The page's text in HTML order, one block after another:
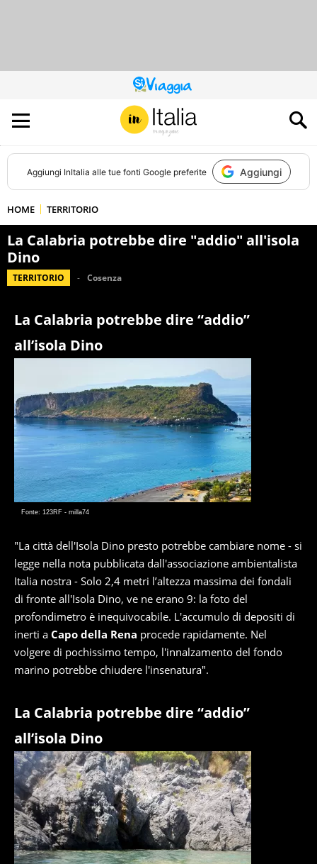
QUESTO
SITO
CONTRIBUISCE
ALL’AUDIENCE
DI
Aggiungi InItalia alle tue fonti Google preferite Aggiungi
HOME TERRITORIO
La Calabria potrebbe dire "addio" all'isola
Dino
TERRITORIO Cosenza
La Calabria potrebbe dire “addio”
all’isola Dino
Fonte: 123RF - milla74
"La città dell'Isola Dino presto potrebbe cambiare nome - si
legge nella nota pubblicata dall'associazione ambientalista
Italia nostra - Solo 2,4 metri l’altezza massima dei fondali
di fronte all'Isola Dino, ve ne erano 9: la foto del
profondimetro è inequivocabile. L'accumulo di depositi di
inerti a Capo della Rena procede rapidamente. Nel
volgere di pochissimo tempo, l'innalzamento del fondo
marino potrebbe chiudere l'insenatura".
La Calabria potrebbe dire “addio”
all’isola Dino